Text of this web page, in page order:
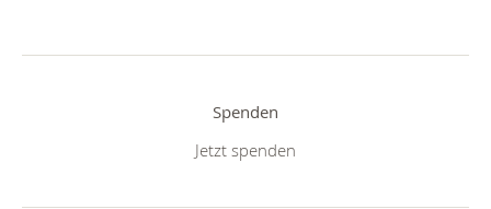
Spenden
Jetzt spenden